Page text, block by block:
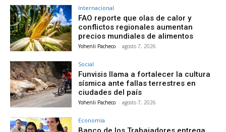
Internacional
FAO reporte que olas de calor y
conflictos regionales aumentan
precios mundiales de alimentos
Yohenli Pacheco - agosto 7, 2026
Social
Funvisis llama a fortalecer la cultura
sísmica ante fallas terrestres en
ciudades del país
Yohenli Pacheco - agosto 7, 2026
Economía